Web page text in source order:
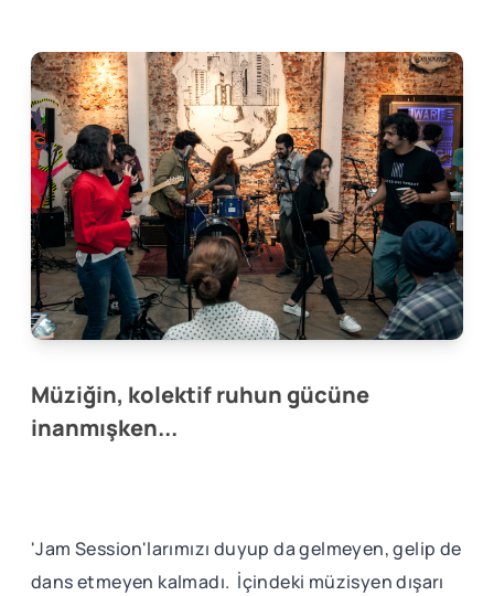
Müziğin, kolektif ruhun gücüne
inanmışken...
'Jam Session'larımızı duyup da gelmeyen, gelip de
dans etmeyen kalmadı. İçindeki müzisyen dışarı